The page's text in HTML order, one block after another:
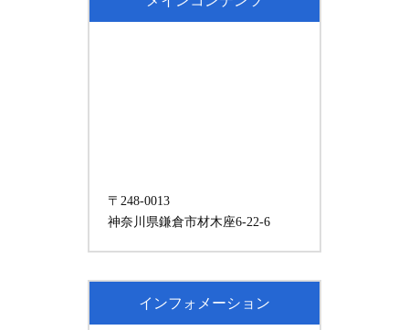
〒248-0013
神奈川県鎌倉市材木座6-22-6
インフォメーション